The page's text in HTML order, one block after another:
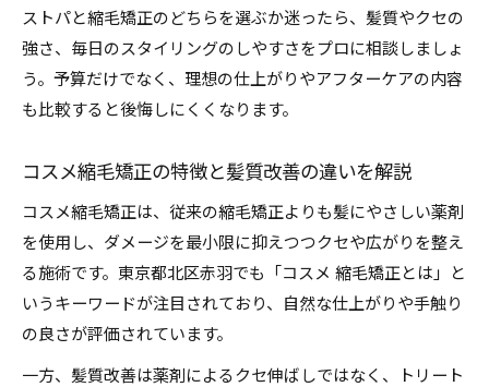
ストパと縮毛矯正のどちらを選ぶか迷ったら、髪質やクセの
強さ、毎日のスタイリングのしやすさをプロに相談しましょ
う。予算だけでなく、理想の仕上がりやアフターケアの内容
も比較すると後悔しにくくなります。
コスメ縮毛矯正の特徴と髪質改善の違いを解説
コスメ縮毛矯正は、従来の縮毛矯正よりも髪にやさしい薬剤
を使用し、ダメージを最小限に抑えつつクセや広がりを整え
る施術です。東京都北区赤羽でも「コスメ 縮毛矯正とは」と
いうキーワードが注目されており、自然な仕上がりや手触り
の良さが評価されています。
一方、髪質改善は薬剤によるクセ伸ばしではなく、トリート